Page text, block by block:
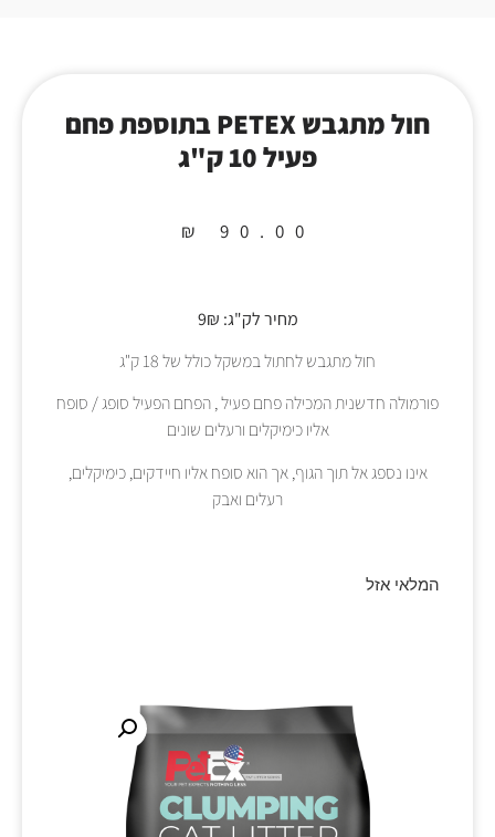
חול מתגבש PETEX בתוספת פחם
פעיל 10 ק"ג
₪ 90.00
מחיר לק"ג: 9₪
חול מתגבש לחתול במשקל כולל של 18 ק"ג
פורמולה חדשנית המכילה פחם פעיל , הפחם הפעיל סופג / סופח
אליו כימיקלים ורעלים שונים
אינו נספג אל תוך הגוף, אך הוא סופח אליו חיידקים, כימיקלים,
רעלים ואבק
המלאי אזל